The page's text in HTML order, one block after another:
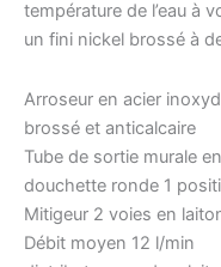
température de l’eau à
un fini nickel brossé à
Arroseur en acier
brossé et anticalcaire
Tube de sortie murale
douchette ronde 1
Mitigeur 2 voies en
Débit moyen 12 l/min